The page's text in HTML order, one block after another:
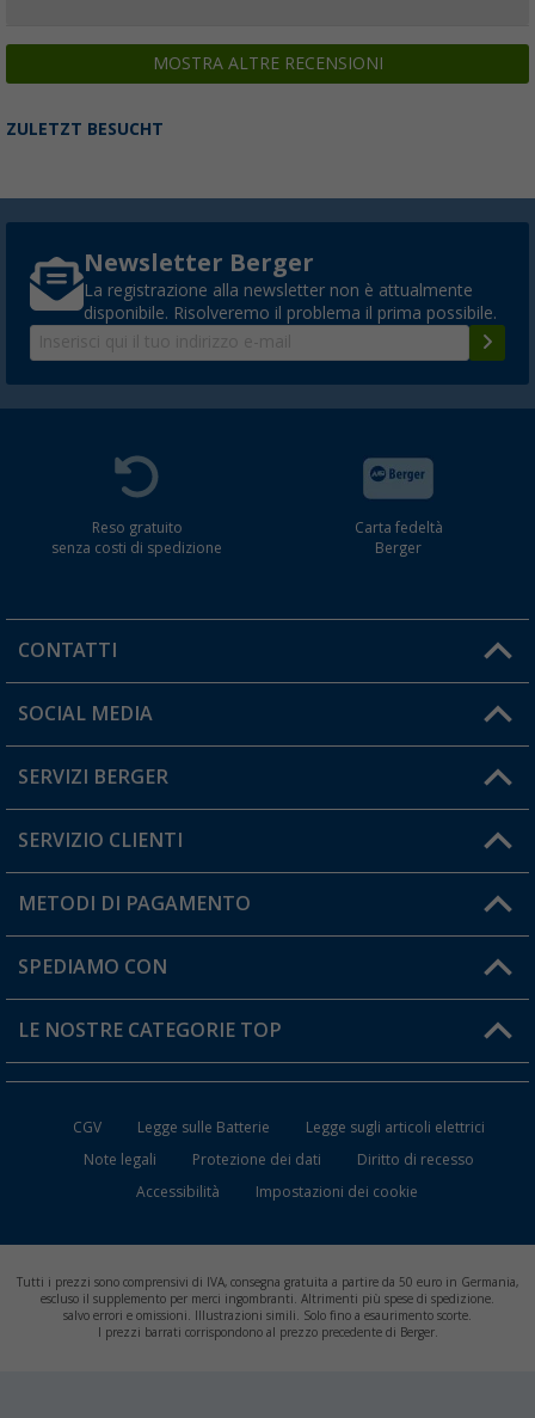
MOSTRA ALTRE RECENSIONI
ZULETZT BESUCHT
Newsletter Berger
La registrazione alla newsletter non è attualmente
disponibile. Risolveremo il problema il prima possibile.
Reso gratuito
senza costi di spedizione
Carta fedeltà
Berger
CONTATTI
Orari di apertura del servizio:
Hai una domanda?
SOCIAL MEDIA
SERVIZI BERGER
Diventare rivenditori
Il mio Account
Carta fedeltà Berger
SERVIZIO CLIENTI
Informazioni sulla spedizione
Resi
FAQ e Contatti
METODI DI PAGAMENTO
SPEDIAMO CON
LE NOSTRE CATEGORIE TOP
Mobili per il Campeggio
Frigo Portatili
Climatizzatori per Camper
CGV Legge sulle Batterie
Legge sugli articoli elettrici
Note legali
Protezione dei dati
Diritto di recesso
Accessibilità
Impostazioni dei cookie
Tutti i prezzi sono comprensivi di IVA, consegna gratuita a partire da 50 euro in Germania,
escluso il supplemento per merci ingombranti. Altrimenti più spese di spedizione.
salvo errori e omissioni. Illustrazioni simili. Solo fino a esaurimento scorte.
I prezzi barrati corrispondono al prezzo precedente di Berger.